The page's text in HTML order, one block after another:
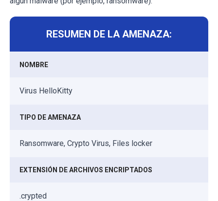
RESUMEN DE LA AMENAZA:
NOMBRE
Virus HelloKitty
TIPO DE AMENAZA
Ransomware, Crypto Virus, Files locker
EXTENSIÓN DE ARCHIVOS ENCRIPTADOS
.crypted